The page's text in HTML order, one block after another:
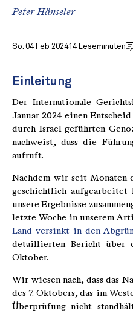
Peter Hänseler
So. 04 Feb 202414 Leseminuten
Einleitung
Der Internationale
Januar 2024 einen
durch Israel geführten
nachweist, dass die
aufruft.
Nachdem wir seit Monaten
geschichtlich aufgearbeitet
unsere Ergebnisse
letzte Woche in unserem
Land versinkt in den
detaillierten Bericht über
Oktober.
Wir wiesen nach, dass das
des 7. Oktobers, das im
Überprüfung nicht